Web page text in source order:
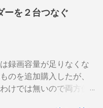
に時間がかかる） 多少
ャフが飛び散らない 焙
よる温度変化は殆どな
ない ガスコンロでは熱
ゼ８分以内でなら200g
以上はガスコンロの強火
ーを２台つなぐ
録画容量が足りなくな
のを追加購入したが、
けでは無いので両方使